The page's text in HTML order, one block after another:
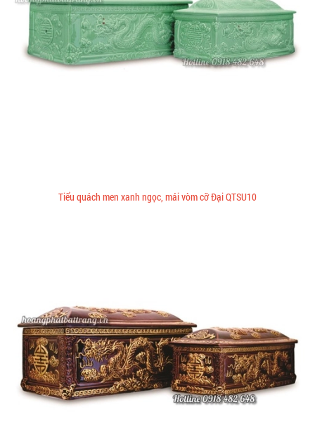
Tiểu quách men xanh ngọc, mái vòm cỡ Đại QTSU10